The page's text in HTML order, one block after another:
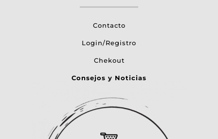
Contacto
Login/Registro
Chekout
Consejos y Noticias